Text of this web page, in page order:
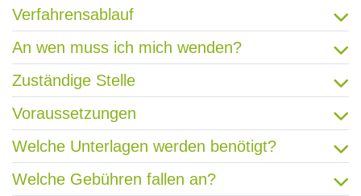
Verfahrensablauf
An wen muss ich mich wenden?
Zuständige Stelle
Voraussetzungen
Welche Unterlagen werden benötigt?
Welche Gebühren fallen an?